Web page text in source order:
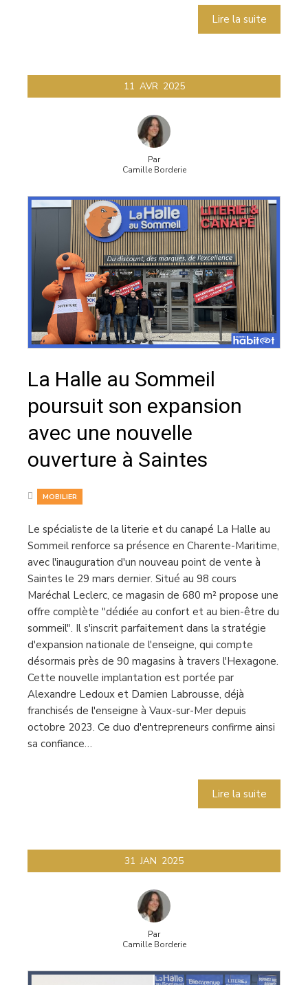
Lire la suite
11 AVR 2025
Par
Camille Borderie
La Halle au Sommeil
poursuit son expansion
avec une nouvelle
ouverture à Saintes
MOBILIER
Le spécialiste de la literie et du canapé La Halle au
Sommeil renforce sa présence en Charente-Maritime,
avec l'inauguration d'un nouveau point de vente à
Saintes le 29 mars dernier. Situé au 98 cours
Maréchal Leclerc, ce magasin de 680 m² propose une
offre complète "dédiée au confort et au bien-être du
sommeil". Il s'inscrit parfaitement dans la stratégie
d'expansion nationale de l'enseigne, qui compte
désormais près de 90 magasins à travers l'Hexagone.
Cette nouvelle implantation est portée par
Alexandre Ledoux et Damien Labrousse, déjà
franchisés de l'enseigne à Vaux-sur-Mer depuis
octobre 2023. Ce duo d'entrepreneurs confirme ainsi
sa confiance…
Lire la suite
31 JAN 2025
Par
Camille Borderie